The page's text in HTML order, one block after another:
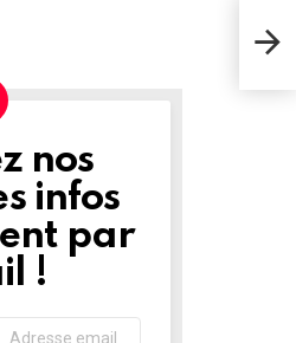
nos
infos
par
!